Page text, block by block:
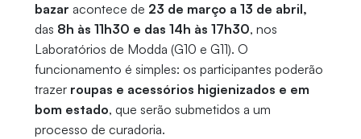
bazar acontece de 23 de março a 13 de abril,
das 8h às 11h30 e das 14h às 17h30, nos
Laboratórios de Modda (G10 e G11). O
funcionamento é simples: os participantes poderão
trazer roupas e acessórios higienizados e em
bom estado, que serão submetidos a um
processo de curadoria.